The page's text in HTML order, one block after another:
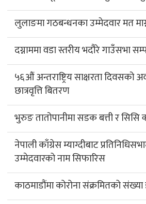
लुलाङमा गठबन्धनका उम्मेदवार मत
दग्नाममा वडा स्तरीय भदौरे गाउँसभा
५६औं अन्तराष्ट्रिय साक्षरता दिवसको
छात्रवृत्ति बितरण
भुरुङ तातोपानीमा सडक बत्ती र सिसि
नेपाली काँग्रेस म्याग्दीबाट
उम्मेदवारको नाम सिफारिस
काठमाडौंमा कोरोना संक्रमितको